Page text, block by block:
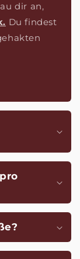
dir an,
Du findest